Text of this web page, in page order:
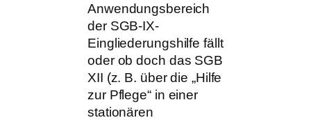
Anwendungsbereich
der SGB-IX-
Eingliederungshilfe fällt
oder ob doch das SGB
XII (z. B. über die „Hilfe
zur Pflege“ in einer
stationären